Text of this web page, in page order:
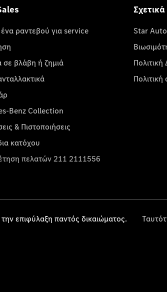
ένα ραντεβού για service
σε βλάβη ή ζημιά
Benz Collection
& Πιστοποιήσεις
κατόχου
πελατών 211 2111556
Star
επιφύλαξη παντός δικαιώματος.